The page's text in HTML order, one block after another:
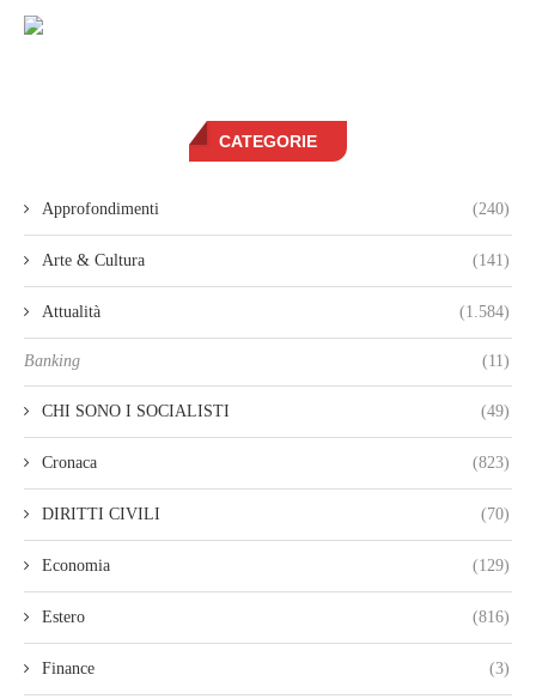
CATEGORIE
Approfondimenti (240)
Arte & Cultura (141)
Attualità (1.584)
Banking (11)
CHI SONO I SOCIALISTI (49)
Cronaca (823)
DIRITTI CIVILI (70)
Economia (129)
Estero (816)
Finance (3)